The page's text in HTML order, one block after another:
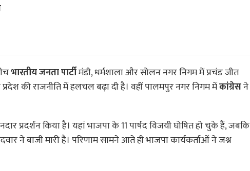
भारतीय जनता पार्टीमंडी, धर्मशाला और सोलन नगर निगम में प्रचंड जीत
की राजनीति में हलचल बढ़ा दी है। वहीं पालमपुर नगर निगम मेंकांग्रेसने
प्रदर्शन किया है। यहां भाजपा के 11 पार्षद विजयी घोषित हो चुके हैं, जबकि
ने बाजी मारी है। परिणाम सामने आते ही भाजपा कार्यकर्ताओं ने जश्न